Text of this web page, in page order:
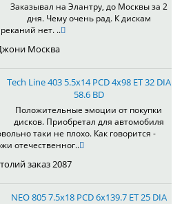
Заказывал на Элантру, до Москвы за 2
дня. Чему очень рад. К дискам
нет. ..
Москва
Tech Line 403 5.5x14 PCD 4x98 ET 32 DIA
58.6 BD
Положительные эмоции от покупки
дисков. Приобретал для автомобиля
таки не плохо. Как говорится -
отечественног..
заказ 2087
NEO 805 7.5x18 PCD 6x139.7 ET 25 DIA